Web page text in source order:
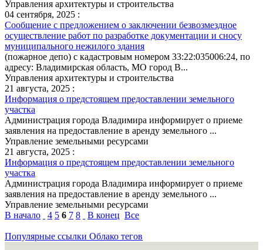
Управления архитектуры и строительства
04 сентября, 2025 :
Сообщение с предложением о заключении безвозмездное
осуществление работ по разработке документации и сносу
муниципального нежилого здания
(пожарное депо) с кадастровым номером 33:22:035006:24, по
адресу: Владимирская область, МО город В...
Управления архитектуры и строительства
21 августа, 2025 :
Информация о предстоящем предоставлении земельного
участка
Администрация города Владимира информирует о приеме
заявления на предоставление в аренду земельного ...
Управление земельными ресурсами
21 августа, 2025 :
Информация о предстоящем предоставлении земельного
участка
Администрация города Владимира информирует о приеме
заявления на предоставление в аренду земельного ...
Управление земельными ресурсами
В начало
4 5 6 7 8 В конец Все
Популярные ссылки Облако тегов